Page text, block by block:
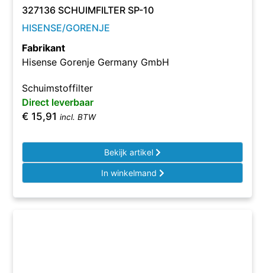
327136 SCHUIMFILTER SP-10
HISENSE/GORENJE
Fabrikant
Hisense Gorenje Germany GmbH
Schuimstoffilter
Direct leverbaar
€ 15,91 incl. BTW
Bekijk artikel
In winkelmand